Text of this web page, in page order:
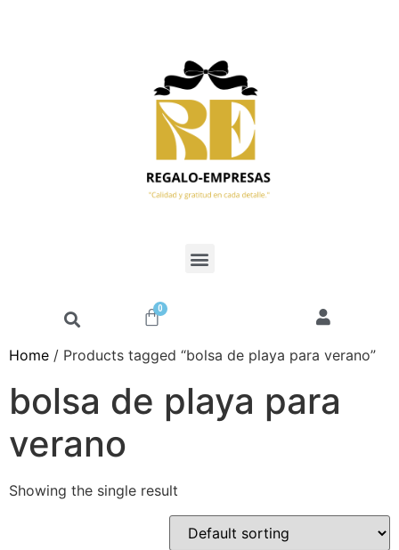
0
Home / Products tagged “bolsa de playa para verano”
bolsa de playa para
verano
Showing the single result